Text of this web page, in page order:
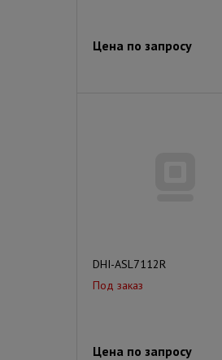
Цена по запросу
DHI-ASL7112R
Под заказ
Цена по запросу